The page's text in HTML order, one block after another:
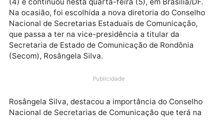
inteligência artificial, e o fortalecimento das ações
combate à desinformação foram amplamente
debatidos durante o 5º Fórum Nacional das
Estaduais de Comunicação, que iniciou na terça-
(4) e continuou nesta quarta-feira (5), em Brasília/
Nacional de Secretarias Estaduais de Comunicação,
Secretaria de Estado de Comunicação de Rondônia
(Secom), Rosângela Silva.